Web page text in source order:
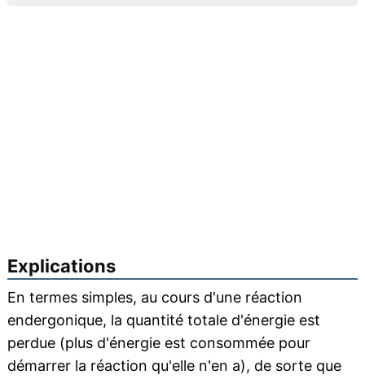
Explications
En termes simples, au cours d'une réaction
endergonique, la quantité totale d'énergie est
perdue (plus d'énergie est consommée pour
démarrer la réaction qu'elle n'en a), de sorte que